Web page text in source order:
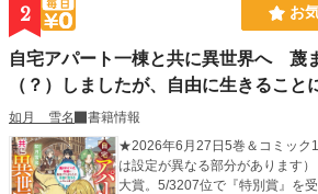
2 お
自宅アパート一棟と共に異世界へ 蔑
（？）しましたが、自由に生きること
如月 雪名
書籍情報
★2026年6月27日5巻＆コミック
は設定が異なる部分があります
大賞。5/3207位で『特別賞』を